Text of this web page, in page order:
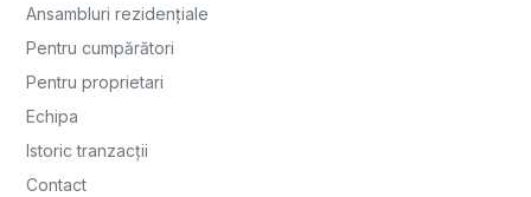
Ansambluri rezidențiale
Pentru cumpărători
Pentru proprietari
Echipa
Istoric tranzacții
Contact